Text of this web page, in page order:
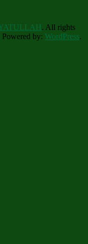
. All rights
by: WordPress.